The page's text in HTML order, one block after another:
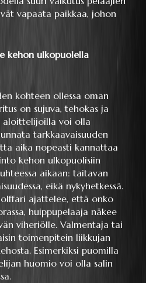
vapaata paikkaa, johon
kehon ulkopuolella
kohteen ollessa oman
on sujuva, tehokas ja
aloittelijoilla voi olla
tarkkaavaisuuden
aika nopeasti kannattaa
kehon ulkopuolisiin
aikaan: taitavan
eikä nykyhetkessä.
ajattelee, että onko
huippupelaaja näkee
viheriölle. Valmentaja tai
toimenpitein liikkujan
Esimerkiksi puomilla
huomio voi olla salin